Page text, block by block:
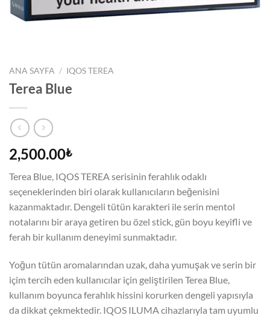
ANA SAYFA / IQOS TEREA
Terea Blue
2,500.00₺
Terea Blue, IQOS TEREA serisinin ferahlık odaklı
seçeneklerinden biri olarak kullanıcıların beğenisini
kazanmaktadır. Dengeli tütün karakteri ile serin mentol
notalarını bir araya getiren bu özel stick, gün boyu keyifli ve
ferah bir kullanım deneyimi sunmaktadır.
Yoğun tütün aromalarından uzak, daha yumuşak ve serin bir
içim tercih eden kullanıcılar için geliştirilen Terea Blue,
kullanım boyunca ferahlık hissini korurken dengeli yapısıyla
da dikkat çekmektedir. IQOS ILUMA cihazlarıyla tam uyumlu